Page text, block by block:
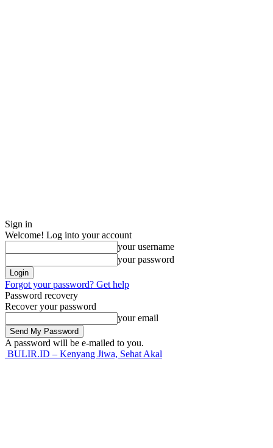
Sign in
Welcome! Log into your account
your username
your password
Forgot your password? Get help
Password recovery
Recover your password
your email
A password will be e-mailed to you.
BULIR.ID – Kenyang Jiwa, Sehat Akal